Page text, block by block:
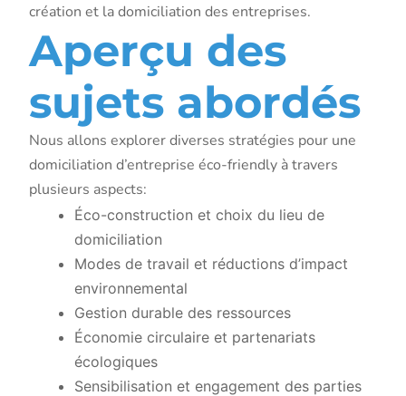
création et la domiciliation des entreprises.
Aperçu des
sujets abordés
Nous allons explorer diverses stratégies pour une
domiciliation d’entreprise éco-friendly à travers
plusieurs aspects:
Éco-construction et choix du lieu de
domiciliation
Modes de travail et réductions d’impact
environnemental
Gestion durable des ressources
Économie circulaire et partenariats
écologiques
Sensibilisation et engagement des parties